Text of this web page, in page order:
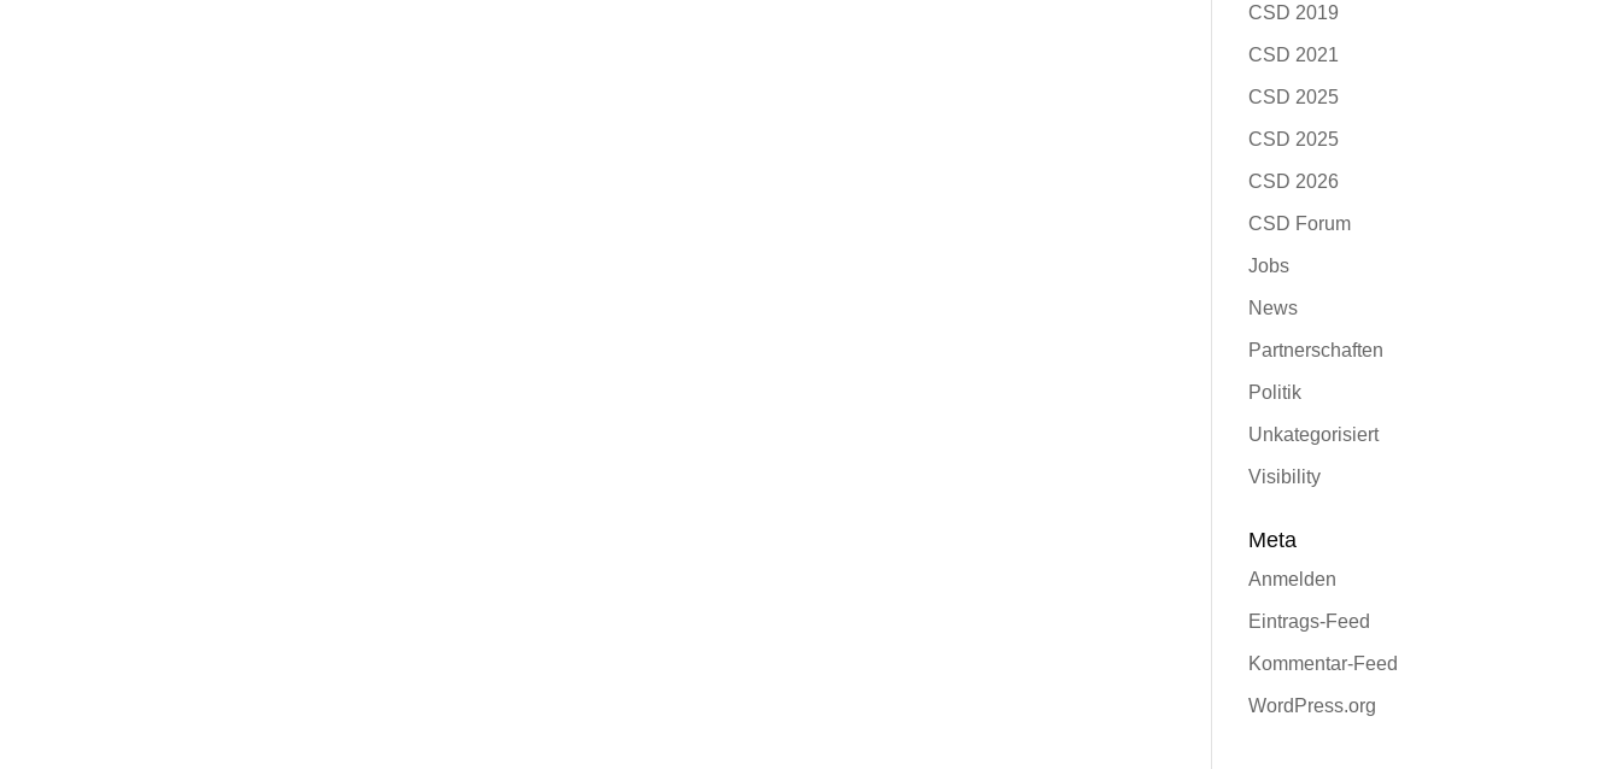
CSD 2019
CSD 2021
CSD 2025
CSD 2025
CSD 2026
CSD Forum
Jobs
News
Partnerschaften
Politik
Unkategorisiert
Visibility
Meta
Anmelden
Eintrags-Feed
Kommentar-Feed
WordPress.org